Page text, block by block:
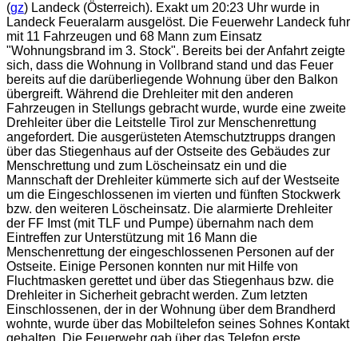
(gz) Landeck (Österreich). Exakt um 20:23 Uhr wurde in
Landeck Feueralarm ausgelöst. Die Feuerwehr Landeck fuhr
mit 11 Fahrzeugen und 68 Mann zum Einsatz
"Wohnungsbrand im 3. Stock". Bereits bei der Anfahrt zeigte
sich, dass die Wohnung in Vollbrand stand und das Feuer
bereits auf die darüberliegende Wohnung über den Balkon
übergreift. Während die Drehleiter mit den anderen
Fahrzeugen in Stellungs gebracht wurde, wurde eine zweite
Drehleiter über die Leitstelle Tirol zur Menschenrettung
angefordert. Die ausgerüsteten Atemschutztrupps drangen
über das Stiegenhaus auf der Ostseite des Gebäudes zur
Menschrettung und zum Löscheinsatz ein und die
Mannschaft der Drehleiter kümmerte sich auf der Westseite
um die Eingeschlossenen im vierten und fünften Stockwerk
bzw. den weiteren Löscheinsatz. Die alarmierte Drehleiter
der FF Imst (mit TLF und Pumpe) übernahm nach dem
Eintreffen zur Unterstützung mit 16 Mann die
Menschenrettung der eingeschlossenen Personen auf der
Ostseite. Einige Personen konnten nur mit Hilfe von
Fluchtmasken gerettet und über das Stiegenhaus bzw. die
Drehleiter in Sicherheit gebracht werden. Zum letzten
Einschlossenen, der in der Wohnung über dem Brandherd
wohnte, wurde über das Mobiltelefon seines Sohnes Kontakt